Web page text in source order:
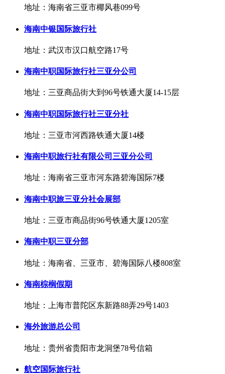
地址：海南省三亚市椰风巷099号
海南中银国际旅行社
地址：武汉市汉口航空路17号
海南中职国际旅行社三亚分公司
地址：三亚商品街大到96号铁通大厦14-15层
海南中职国际旅行社三亚分社
地址：三亚市河西路铁通大厦14楼
海南中职旅行社有限公司三亚分公司
地址：海南省三亚市河东路碧海国际7楼
海南中职旅三亚分社会展部
地址：三亚市商品街96号铁通大厦1205室
海南中职三亚分部
地址：海南省、三亚市、碧海国际八楼808室
海南棕榈假期
地址：上海市普陀区东新路88弄29号1403
海外旅游总公司
地址：贵州省贵阳市龙洞堡78号信箱
航空国际旅行社